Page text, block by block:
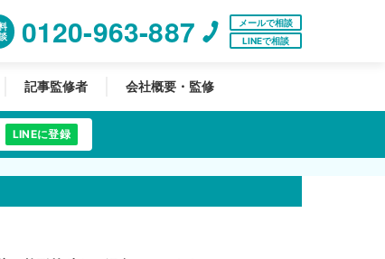
0120-963-887
メールで相談
LINEで相談
記事監修者 会社概要・監修
LINEに登録